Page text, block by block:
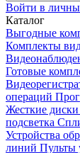
Войти в
Каталог
Выгодные
Комплекты
Готовые
операций
Жесткие диски
подсветка
Устройства
линий Пульты